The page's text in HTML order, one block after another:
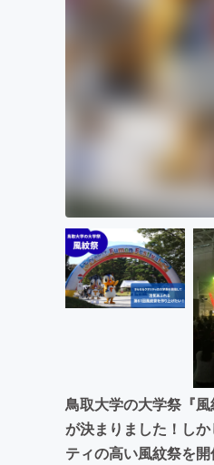
鳥取大学の大学祭『
が決まりました！し
ティの高い風紋祭を